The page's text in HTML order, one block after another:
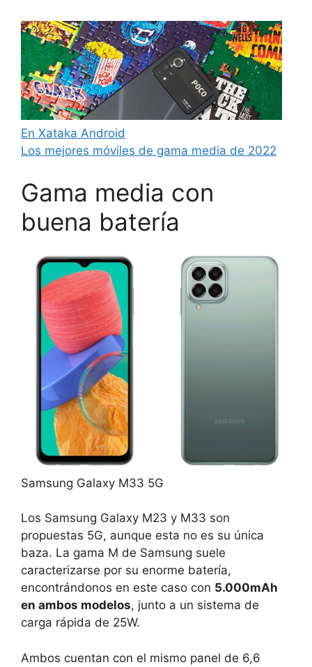
En Xataka Android
Los mejores móviles de gama media de 2022
Gama media con
buena batería
Samsung Galaxy M33 5G
Los Samsung Galaxy M23 y M33 son
propuestas 5G, aunque esta no es su única
baza. La gama M de Samsung suele
caracterizarse por su enorme batería,
encontrándonos en este caso con 5.000mAh
en ambos modelos, junto a un sistema de
carga rápida de 25W.
Ambos cuentan con el mismo panel de 6,6